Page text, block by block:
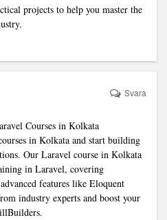
projects to help you master the
Courses in Kolkata
in Kolkata and start building
Our Laravel course in Kolkata
in Laravel, covering
features like Eloquent
industry experts and boost your
Svara